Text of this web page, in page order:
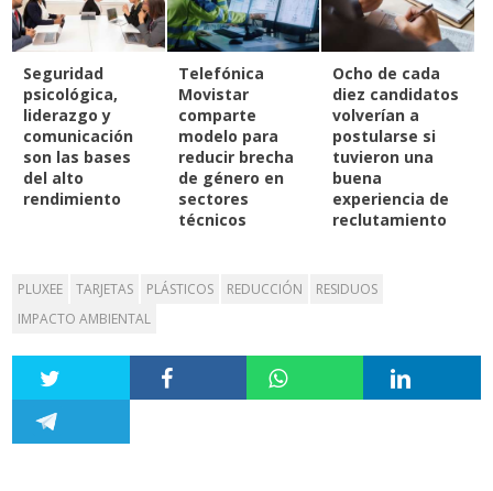
Seguridad
psicológica,
liderazgo y
comunicación
son las bases
del alto
rendimiento
Telefónica
Movistar
comparte
modelo para
reducir brecha
de género en
sectores
técnicos
Ocho de cada
diez candidatos
volverían a
postularse si
tuvieron una
buena
experiencia de
reclutamiento
PLUXEE TARJETAS PLÁSTICOS REDUCCIÓN
RESIDUOS
IMPACTO AMBIENTAL